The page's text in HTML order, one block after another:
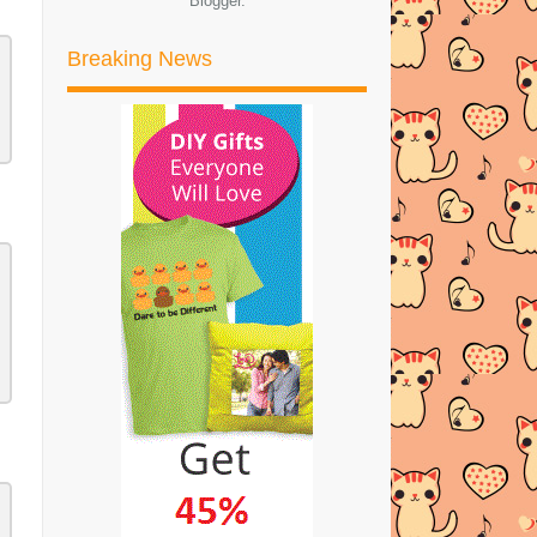
CLEANSING LOTION terbaikk
10 Tutorial Solekan Mata
MENANG HADIAH SAGUHATI
HADIAH CONTEST BALIK
KAMPUN...
TOWEL CANTIK-CANTIK DAN
SERAP AIR DI AFRENA DE
BOU...
Majlis Iftar Bersama Pelakon Kerana
Terpaksa Aku R...
BALAS DENDAM
Hijjaz - Pejuang Al Qassam (Official
HD Music Video)
DOA MUSTAJAB BUAT ISTERI
Breaking News